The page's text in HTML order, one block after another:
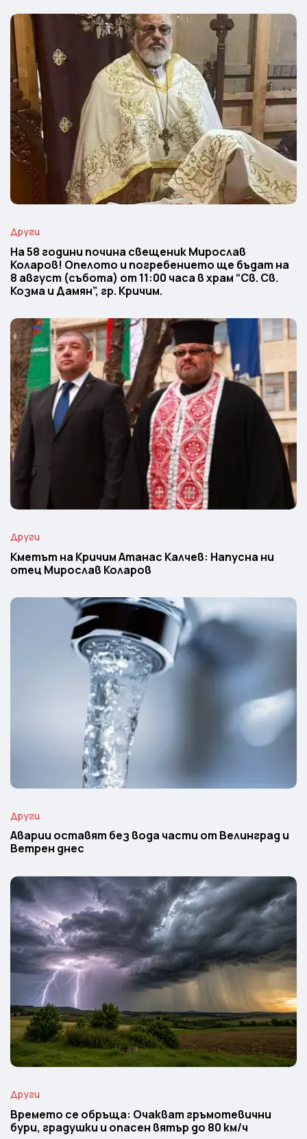
Други
На 58 години почина свещеник Мирослав
Коларов! Опелото и погребението ще бъдат на
8 август (събота) от 11:00 часа в храм “Св. Св.
Козма и Дамян”, гр. Кричим.
Други
Кметът на Кричим Атанас Калчев: Напусна ни
отец Мирослав Коларов
Други
Аварии оставят без вода части от Велинград и
Ветрен днес
Други
Времето се обръща: Очакват гръмотевични
бури, градушки и опасен вятър до 80 км/ч